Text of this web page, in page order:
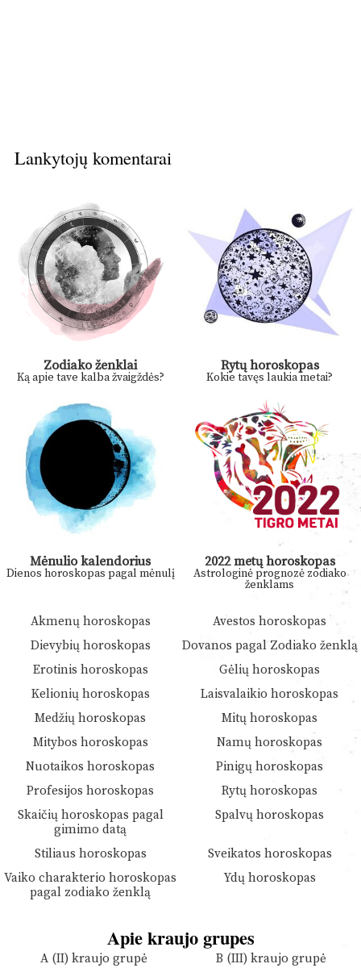
Lankytojų komentarai
Zodiako ženklai
Ką apie tave kalba žvaigždės?
Rytų horoskopas
Kokie tavęs laukia metai?
Mėnulio kalendorius
Dienos horoskopas pagal mėnulį
2022 metų horoskopas
Astrologinė prognozė zodiako
ženklams
Akmenų horoskopas
Avestos horoskopas
Dievybių horoskopas
Dovanos pagal Zodiako ženklą
Erotinis horoskopas
Gėlių horoskopas
Kelionių horoskopas
Laisvalaikio horoskopas
Medžių horoskopas
Mitų horoskopas
Mitybos horoskopas
Namų horoskopas
Nuotaikos horoskopas
Pinigų horoskopas
Profesijos horoskopas
Rytų horoskopas
Skaičių horoskopas pagal
gimimo datą
Spalvų horoskopas
Stiliaus horoskopas
Sveikatos horoskopas
Vaiko charakterio horoskopas
pagal zodiako ženklą
Ydų horoskopas
Apie kraujo grupes
A (II) kraujo grupė
B (III) kraujo grupė